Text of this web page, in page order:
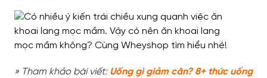
» Tham khảo bài viết: Uống gì giảm cân? 8+ thức uống